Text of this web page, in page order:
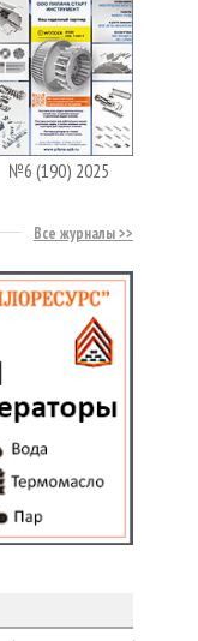
№6 (190) 2025
Все журналы